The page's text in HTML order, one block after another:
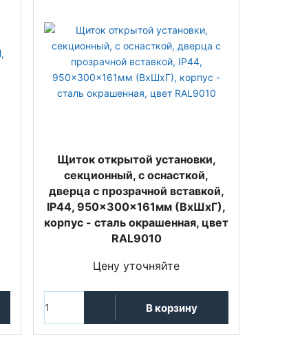
Щиток открытой установки,
секционный, с оснасткой,
дверца с прозрачной вставкой,
IP44, 950x300x161мм (ВхШхГ),
корпус - сталь окрашенная, цвет
RAL9010
Цену уточняйте
В корзину